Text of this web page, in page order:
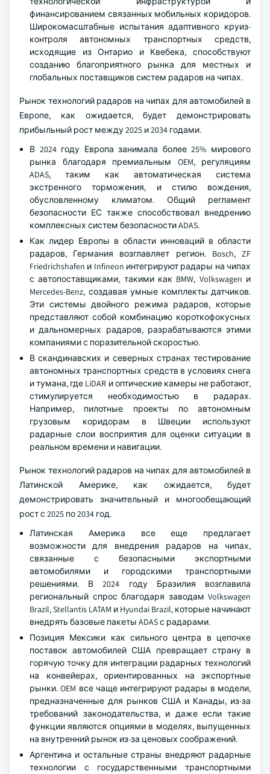
финансированием связанных мобильных коридоров.
Широкомасштабные испытания адаптивного круиз-
контроля автономных транспортных средств,
исходящие из Онтарио и Квебека, способствуют
созданию благоприятного рынка для местных и
глобальных поставщиков систем радаров на чипах.
Рынок технологий радаров на чипах для автомобилей в
Европе, как ожидается, будет демонстрировать
прибыльный рост между 2025 и 2034 годами.
В 2024 году Европа занимала более 25% мирового
рынка благодаря премиальным OEM, регуляциям
ADAS, таким как автоматическая система
экстренного торможения, и стилю вождения,
обусловленному климатом. Общий регламент
безопасности ЕС также способствовал внедрению
комплексных систем безопасности ADAS.
Как лидер Европы в области инноваций в области
радаров, Германия возглавляет регион. Bosch, ZF
Friedrichshafen и Infineon интегрируют радары на чипах
с автопоставщиками, такими как BMW, Volkswagen и
Mercedes-Benz, создавая умные комплекты датчиков.
Эти системы двойного режима радаров, которые
представляют собой комбинацию короткофокусных
и дальномерных радаров, разрабатываются этими
компаниями с поразительной скоростью.
В скандинавских и северных странах тестирование
автономных транспортных средств в условиях снега
и тумана, где LiDAR и оптические камеры не работают,
стимулируется необходимостью в радарах.
Например, пилотные проекты по автономным
грузовым коридорам в Швеции используют
радарные слои восприятия для оценки ситуации в
реальном времени и навигации.
Рынок технологий радаров на чипах для автомобилей в
Латинской Америке, как ожидается, будет
демонстрировать значительный и многообещающий
рост с 2025 по 2034 год.
Латинская Америка все еще предлагает
возможности для внедрения радаров на чипах,
связанные с безопасными экспортными
автомобилями и городскими транспортными
решениями. В 2024 году Бразилия возглавила
региональный спрос благодаря заводам Volkswagen
Brazil, Stellantis LATAM и Hyundai Brazil, которые начинают
внедрять базовые пакеты ADAS с радарами.
Позиция Мексики как сильного центра в цепочке
поставок автомобилей США превращает страну в
горячую точку для интеграции радарных технологий
на конвейерах, ориентированных на экспортные
рынки. OEM все чаще интегрируют радары в модели,
предназначенные для рынков США и Канады, из-за
требований законодательства, и даже если такие
функции являются опциями в моделях, выпущенных
на внутренний рынок из-за ценовых соображений.
Аргентина и остальные страны внедряют радарные
технологии с государственными транспортными